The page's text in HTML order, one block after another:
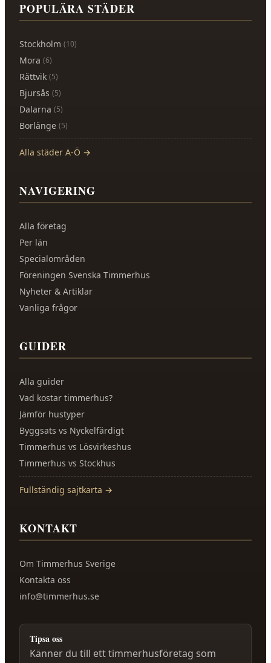
POPULÄRA STÄDER
Stockholm (10)
Mora (6)
Rättvik (5)
Bjursås (5)
Dalarna (5)
Borlänge (5)
Alla städer A-Ö →
NAVIGERING
Alla företag
Per län
Specialområden
Föreningen Svenska Timmerhus
Nyheter & Artiklar
Vanliga frågor
GUIDER
Alla guider
Vad kostar timmerhus?
Jämför hustyper
Byggsats vs Nyckelfärdigt
Timmerhus vs Lösvirkeshus
Timmerhus vs Stockhus
Fullständig sajtkarta →
KONTAKT
Om Timmerhus Sverige
Kontakta oss
info@timmerhus.se
Tipsa oss
Känner du till ett timmerhusföretag som